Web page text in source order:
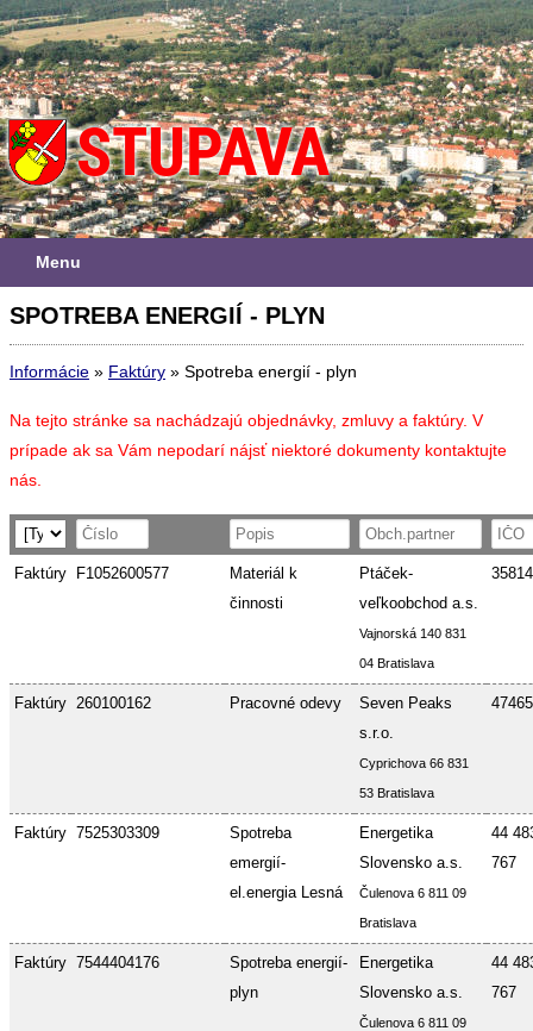
Menu
SPOTREBA ENERGIÍ - PLYN
Informácie » Faktúry » Spotreba energií - plyn
Na tejto stránke sa nachádzajú objednávky, zmluvy a faktúry. V
prípade ak sa Vám nepodarí nájsť niektoré dokumenty kontaktujte
nás.
Faktúry F1052600577
Materiál k
činnosti
Ptáček-
veľkoobchod a.s.
Vajnorská 140 831
04 Bratislava
Faktúry 260100162 Pracovné odevy
Seven Peaks
s.r.o.
Cyprichova 66 831
53 Bratislava
Faktúry 7525303309
Spotreba
emergií-
el.energia Lesná
Energetika
Slovensko a.s.
Čulenova 6 811 09
Bratislava
44
767
Faktúry 7544404176
Spotreba energií-
plyn
Energetika
Slovensko a.s.
Čulenova 6 811 09
44
767